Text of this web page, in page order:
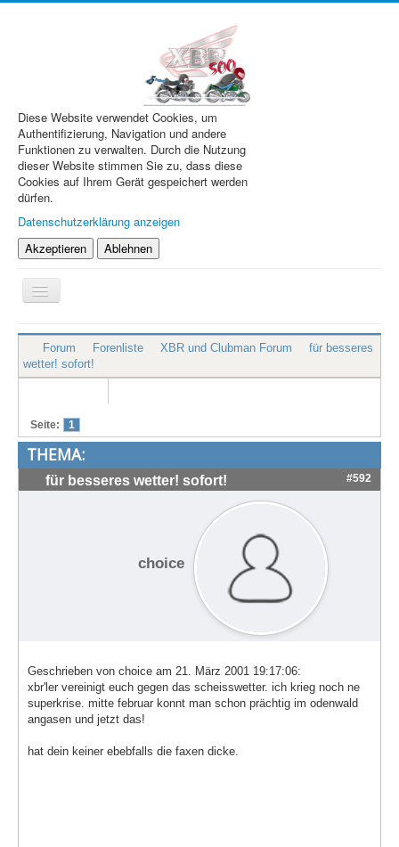
Diese Website verwendet Cookies, um
Authentifizierung, Navigation und andere
Funktionen zu verwalten. Durch die Nutzung
dieser Website stimmen Sie zu, dass diese
Cookies auf Ihrem Gerät gespeichert werden
dürfen.
Datenschutzerklärung anzeigen
Akzeptieren
Ablehnen
Navigation
an/aus
XBR.de
Technik
Treffen & Touren
Cafe-Ecke
Suche
Forum Forenliste XBR und Clubman Forum
für besseres
wetter! sofort!
Seite: 1
THEMA:
für besseres wetter! sofort! #592
choice
Geschrieben von choice am 21. März 2001 19:17:06:
xbr'ler vereinigt euch gegen das scheisswetter. ich krieg noch ne
superkrise. mitte februar konnt man schon prächtig im odenwald
angasen und jetzt das!
hat dein keiner ebebfalls die faxen dicke.